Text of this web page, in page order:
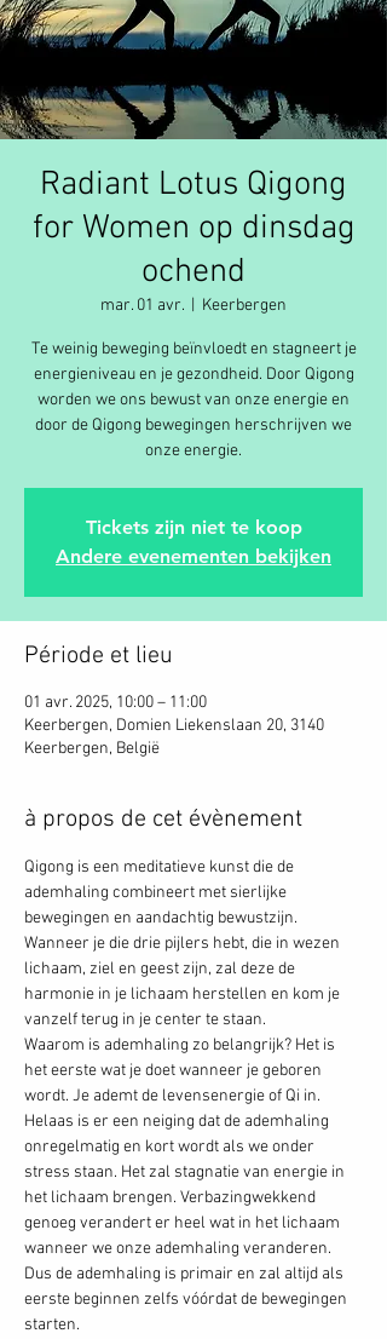
Radiant Lotus Qigong
for Women op dinsdag
ochend
mar. 01 avr. Keerbergen
Te weinig beweging beïnvloedt en stagneert je
energieniveau en je gezondheid. Door Qigong
worden we ons bewust van onze energie en
door de Qigong bewegingen herschrijven we
onze energie.
Tickets zijn niet te koop
Andere evenementen bekijken
Période et lieu
01 avr. 2025, 10:00 – 11:00
Keerbergen, Domien Liekenslaan 20, 3140
Keerbergen, België
à propos de cet évènement
Qigong is een meditatieve kunst die de
ademhaling combineert met sierlijke
bewegingen en aandachtig bewustzijn.
Wanneer je die drie pijlers hebt, die in wezen
lichaam, ziel en geest zijn, zal deze de
harmonie in je lichaam herstellen en kom je
vanzelf terug in je center te staan.
Waarom is ademhaling zo belangrijk? Het is
het eerste wat je doet wanneer je geboren
wordt. Je ademt de levensenergie of Qi in.
Helaas is er een neiging dat de ademhaling
onregelmatig en kort wordt als we onder
stress staan. Het zal stagnatie van energie in
het lichaam brengen. Verbazingwekkend
genoeg verandert er heel wat in het lichaam
wanneer we onze ademhaling veranderen.
Dus de ademhaling is primair en zal altijd als
eerste beginnen zelfs vóórdat de bewegingen
starten.